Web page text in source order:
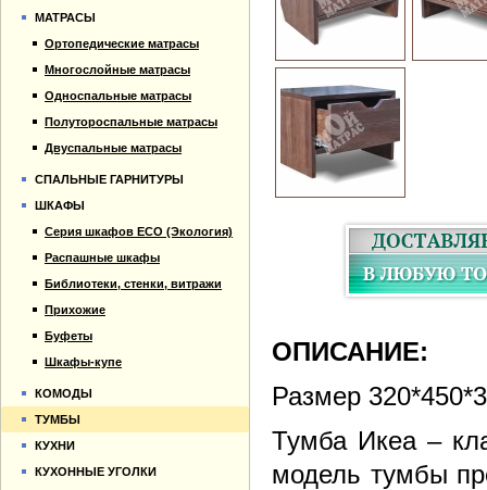
ОПИСАНИЕ:
Размер
Тумба Икеа –
модель тумбы
МАТРАСЫ
Ортопедические матрасы
Многослойные матрасы
Односпальные матрасы
Полутороспальные матрасы
Двуспальные матрасы
СПАЛЬНЫЕ ГАРНИТУРЫ
ШКАФЫ
Серия шкафов ECO (Экология)
Распашные шкафы
Библиотеки, стенки, витражи
Прихожие
Буфеты
Шкафы-купе
КОМОДЫ
ТУМБЫ
КУХНИ
КУХОННЫЕ УГОЛКИ